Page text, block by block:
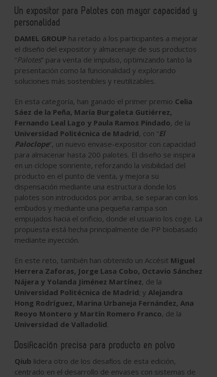
Un expositor para Palotes con mayor capacidad y
personalidad
DAMEL GROUP ha retado a los participantes a mejorar
el diseño del expositor y almacenaje de sus productos
“Palotes” para venta de impulso, optimizando tanto la
presentación como la funcionalidad y explorando
soluciones más sostenibles y reutilizables.
En esta categoría, han ganado el primer premio Celia
Sáez de la Peña, María Burgaleta Gutiérrez,
Fernando Leal Lago y Paula Ramos Pindado, de la
Universidad Politécnica de Madrid, con “El
Paloclope”, un nuevo envase-expositor con capacidad
para almacenar hasta 200 palotes. El diseño se inspira
en un cíclope sonriente, reforzando la visibilidad del
producto en el punto de venta, y mejora su
dispensación mediante una estructura donde los
palotes son introducidos por arriba, se separan con los
embudos y mediante una pequeña rampa son
empujados hacia el orificio, donde el usuario los coge. La
propuesta está hecha principalmente de PP biobasado
mediante inyección.
En este reto, también han obtenido un Accésit Miguel
Herrera Zaforas, Jorge Lasa Cobo, Octavio Sánchez
Nájera y Yolanda Jiménez Martínez, de la
Universidad Politécnica de Madrid; y Alejandra
Hong Rodríguez, Marina Urbaneja Fernández, Ana
Reoyo Montero y Martín Romero Franco, de la
Universidad de Valladolid.
Dosificación precisa para producto en polvo
Qiub lidera otro de los desafíos de esta edición,
centrado en el desarrollo de envases con sistemas de